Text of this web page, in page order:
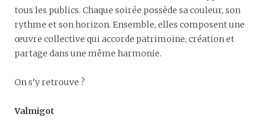
tous les publics. Chaque soirée possède sa couleur, son
rythme et son horizon. Ensemble, elles composent une
œuvre collective qui accorde patrimoine, création et
partage dans une même harmonie.
On s’y retrouve ?
Valmigot